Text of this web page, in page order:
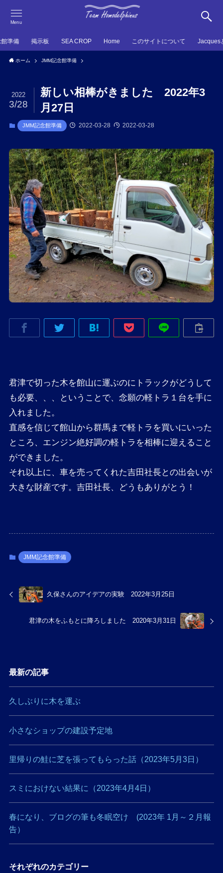
Menu
準備 掲示板 SEA CROP Home このサイトについて Jacques
ホーム JMM記念館準備
新しい相棒がきました 2022年3
月27日
2022
3/28
JMM記念館準備 2022-03-28 2022-03-28
君津で切った木を館山に運ぶのにトラックがどうして
も必要、、、ということで、念願の軽トラ１台を手に
入れました。
直感を信じて館山から群馬まで軽トラを買いにいった
ところ、エンジン絶好調の軽トラを相棒に迎えること
ができました。
それ以上に、車を売ってくれた吉田社長との出会いが
大きな財産です。吉田社長、どうもありがとう！
JMM記念館準備
久保さんのアイデアの実験 2022年3月25日
君津の木をふもとに降ろしました 2020年3月31日
最新の記事
久しぶりに木を運ぶ
小さなショップの建設予定地
里帰りの鮭に芝を張ってもらった話（2023年5月3日）
スミにおけない結果に（2023年4月4日）
春になり、ブログの筆も冬眠空け (2023年 1月～２月報
告）
それぞれのカテゴリー